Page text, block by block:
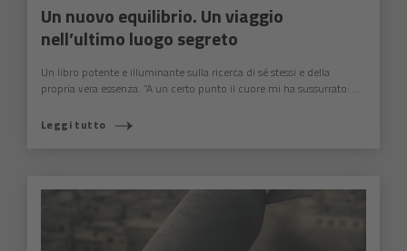
Un nuovo equilibrio. Un viaggio
nell’ultimo luogo segreto
Un libro potente e illuminante sulla ricerca di sé stessi e della
propria vera essenza. “A un certo punto il cuore mi ha sussurrato: ...
Leggi tutto